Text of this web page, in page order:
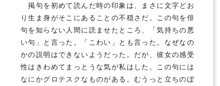
掲句を初めて読んだ時の印象は、まさに文字どお
り生ま身がそこにあることの不穏さだ。この句を俳
句を知らない人間に読ませたところ、「気持ちの悪
い句」と言った。「こわい」とも言った。なぜなの
かの説明はできないようだった。だが、彼女の感受
性はきわめてまっとうな気が私はした。この句には
なにかグロテスクなものがある。むうっと立ちのぼ